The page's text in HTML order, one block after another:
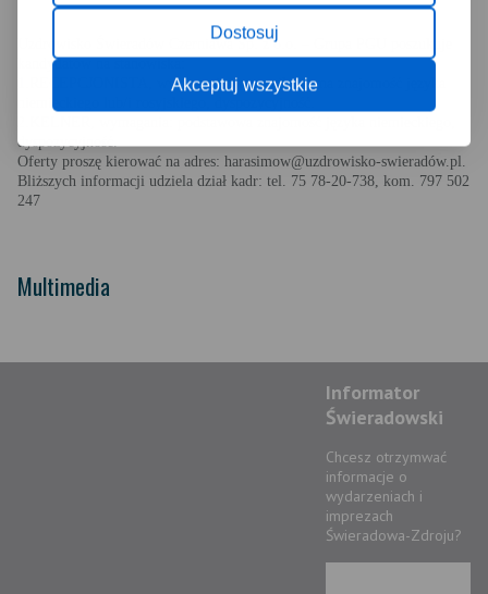
Dostosuj
Akceptuj wszystkie
Uzdrowisko Świeradów Czerniawa Sp. z o.o. – Grupa PGU poszukuje
kandydatów na stanowiska:
1.RECEPCJONISTA, wymagania: komunikatywna znajomość języka
dyspozycyjność.
Oferty proszę kierować na adres: harasimow@uzdrowisko-swieradów.pl.
Bliższych informacji udziela dział kadr: tel. 75 78-20-738, kom. 797 502
247
Multimedia
Informator
Świeradowski
Chcesz otrzymwać
informacje o
wydarzeniach i
imprezach
Świeradowa-Zdroju?